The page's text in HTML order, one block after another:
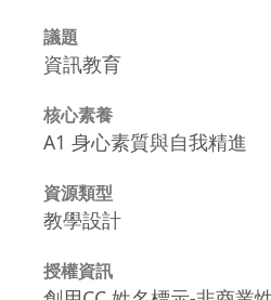
議題
資訊教育
核心素養
A1 身心素質與自我精進
資源類型
教學設計
授權資訊